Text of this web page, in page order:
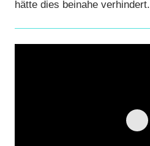
hätte dies beinahe verhindert.